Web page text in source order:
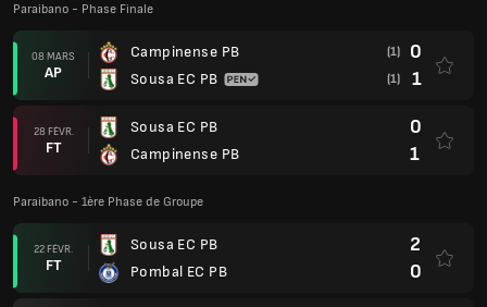
Paraibano - Phase Finale
08 MARS
AP
Campinense PB
Sousa EC PB
(1) 0
(1) 1
28 FÉVR.
FT
Sousa EC PB
Campinense PB
0
1
Paraibano - 1ère Phase de Groupe
22 FÉVR.
FT
Sousa EC PB
Pombal EC PB
2
0